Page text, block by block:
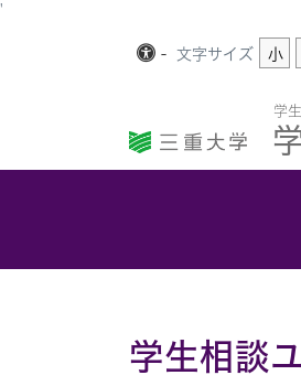
'
- 文字サイズ 小
学
学生相談